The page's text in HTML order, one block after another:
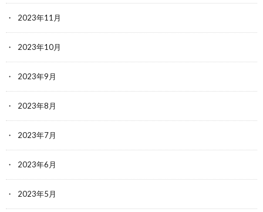
2023年11月
2023年10月
2023年9月
2023年8月
2023年7月
2023年6月
2023年5月